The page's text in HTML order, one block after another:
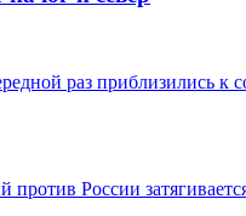
раз приблизились к